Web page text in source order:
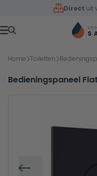
Overslaan naar inhoud
Direct uit
Menu
Home Toiletten
Bedieningspaneel
Vorige